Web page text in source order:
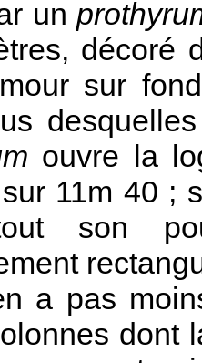
un
décoré
sur
ouvre la
11m 40 ;
son
a pas
dont